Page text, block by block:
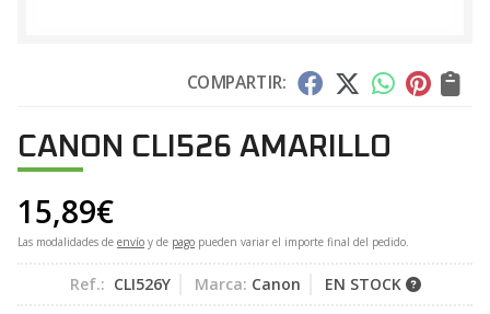
COMPARTIR:
CANON CLI526 AMARILLO
15,89€
Las modalidades de envío y de pago pueden variar el importe final del pedido.
Ref.: CLI526Y Marca: Canon EN STOCK